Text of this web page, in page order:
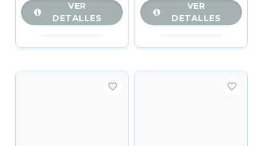
VER
DETALLES
VER
DETALLES
favorite_border favorite_border